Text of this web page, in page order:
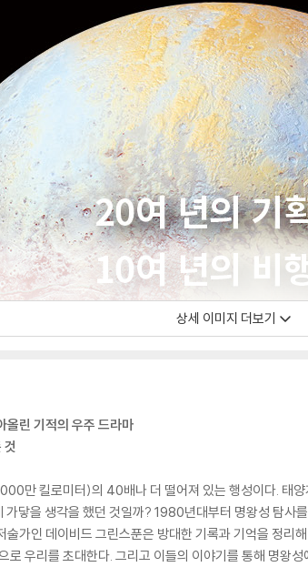
상세 이미지 더보기
린 기적의 우주 드라마
것
만 킬로미터)의 40배나 더 떨어져 있는 행성이다. 태
가닿을 생각을 했던 것일까? 1980년대부터 명왕성 탐사
가인 데이비드 그린스푼은 방대한 기록과 기억을 정리
로 우리를 초대한다. 그리고 이들의 이야기를 통해 명왕